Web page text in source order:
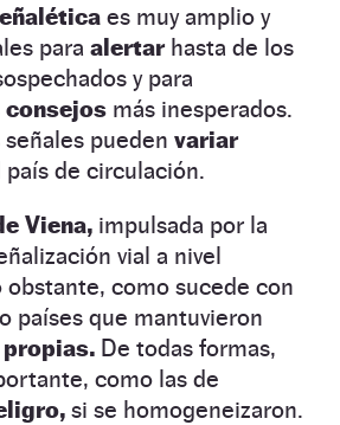
es muy amplio y
para alertarhasta de los
y para
consejos más inesperados.
pueden variar
de circulación.
Viena, impulsada por la
vial a nivel
como sucede con
países que mantuvieron
De todas formas,
como las de
si se homogeneizaron.